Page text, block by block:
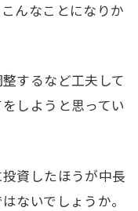
んなことになりか
するなど工夫して
しようと思ってい
資したほうが中長
ないでしょうか。